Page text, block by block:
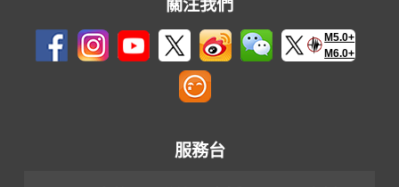
關注我們
M5.0+
M6.0+
服務台